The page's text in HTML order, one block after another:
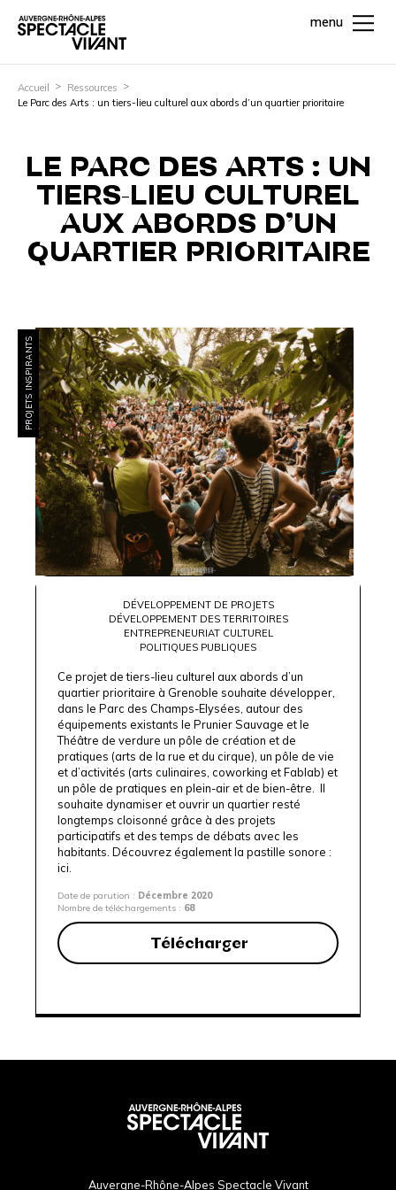
menu
Accueil
Ressources
Le Parc des Arts : un tiers-lieu culturel aux abords d’un quartier prioritaire
LE PARC DES ARTS : UN
TIERS-LIEU CULTUREL
AUX ABORDS D’UN
QUARTIER PRIORITAIRE
PROJETS INSPIRANTS
DÉVELOPPEMENT DE PROJETS
DÉVELOPPEMENT DES TERRITOIRES
ENTREPRENEURIAT CULTUREL
POLITIQUES PUBLIQUES
Ce projet de tiers-lieu culturel aux abords d’un
quartier prioritaire à Grenoble souhaite développer,
dans le Parc des Champs-Elysées, autour des
équipements existants le Prunier Sauvage et le
Théâtre de verdure un pôle de création et de
pratiques (arts de la rue et du cirque), un pôle de vie
et d’activités (arts culinaires, coworking et Fablab) et
un pôle de pratiques en plein-air et de bien-être. Il
souhaite dynamiser et ouvrir un quartier resté
longtemps cloisonné grâce à des projets
participatifs et des temps de débats avec les
habitants. Découvrez également la pastille sonore :
ici.
Date de parution : Décembre 2020
Nombre de téléchargements : 68
Télécharger
Auvergne-Rhône-Alpes Spectacle Vivant